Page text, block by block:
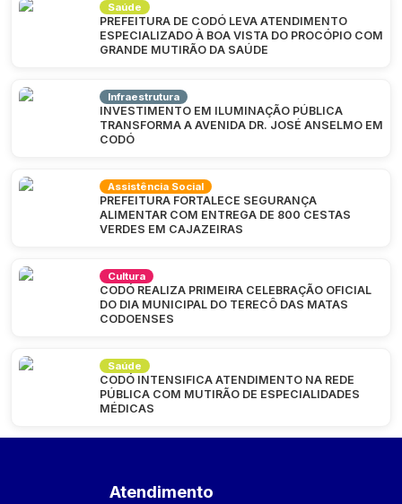
Saúde
PREFEITURA DE CODÓ LEVA ATENDIMENTO
ESPECIALIZADO À BOA VISTA DO PROCÓPIO COM
GRANDE MUTIRÃO DA SAÚDE
Infraestrutura
INVESTIMENTO EM ILUMINAÇÃO PÚBLICA
TRANSFORMA A AVENIDA DR. JOSÉ ANSELMO EM
CODÓ
Assistência Social
PREFEITURA FORTALECE SEGURANÇA
ALIMENTAR COM ENTREGA DE 800 CESTAS
VERDES EM CAJAZEIRAS
Cultura
CODÓ REALIZA PRIMEIRA CELEBRAÇÃO OFICIAL
DO DIA MUNICIPAL DO TERECÔ DAS MATAS
CODOENSES
Saúde
CODÓ INTENSIFICA ATENDIMENTO NA REDE
PÚBLICA COM MUTIRÃO DE ESPECIALIDADES
MÉDICAS
Atendimento